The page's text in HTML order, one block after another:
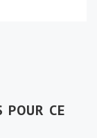
POUR CE